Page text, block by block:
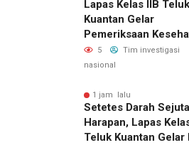
Lapas Kelas IIB Teluk
Kuantan Gelar
Pemeriksaan
Gratis Bagi Keluarga
Warga Binaan Dan
5
Tim investigasi
nasional
1 jam lalu
Setetes Darah Sejuta
Harapan, Lapas
Teluk Kuantan Gelar